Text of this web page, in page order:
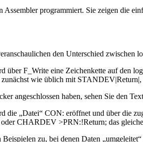
Assembler programmiert. Sie zeigen die
den Unterschied zwischen
über F_Write eine Zeichenkette auf den
wie üblich mit
angeschlossen haben, sehen Sie den
die „Datei“ CON: eröffnet und über die
CHARDEV >PRN:!Return; das gleiche
zu, bei denen Daten